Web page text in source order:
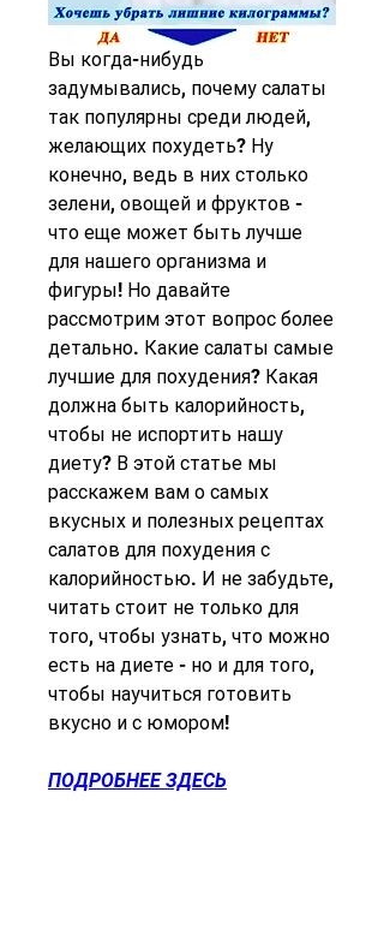
Вы когда-нибудь
задумывались, почему салаты
так популярны среди людей,
желающих похудеть? Ну
конечно, ведь в них столько
зелени, овощей и фруктов -
что еще может быть лучше
для нашего организма и
фигуры! Но давайте
рассмотрим этот вопрос более
детально. Какие салаты самые
лучшие для похудения? Какая
должна быть калорийность,
чтобы не испортить нашу
диету? В этой статье мы
расскажем вам о самых
вкусных и полезных рецептах
салатов для похудения с
калорийностью. И не забудьте,
читать стоит не только для
того, чтобы узнать, что можно
есть на диете - но и для того,
чтобы научиться готовить
вкусно и с юмором!
ПОДРОБНЕЕ ЗДЕСЬ